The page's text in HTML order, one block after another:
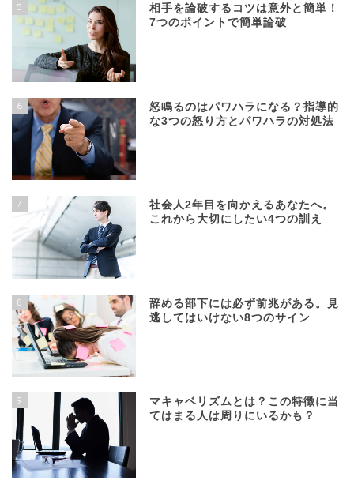
5
相手を論破するコツは意外と簡単！
7つのポイントで簡単論破
6
怒鳴るのはパワハラになる？指導的
な3つの怒り方とパワハラの対処法
7
社会人2年目を向かえるあなたへ。
これから大切にしたい4つの訓え
8
辞める部下には必ず前兆がある。見
逃してはいけない8つのサイン
9
マキャベリズムとは？この特徴に当
てはまる人は周りにいるかも？